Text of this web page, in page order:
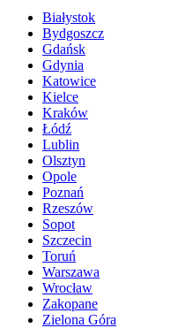
Białystok
Bydgoszcz
Gdańsk
Gdynia
Katowice
Kielce
Kraków
Łódź
Lublin
Olsztyn
Opole
Poznań
Rzeszów
Sopot
Szczecin
Toruń
Warszawa
Wrocław
Zakopane
Zielona Góra